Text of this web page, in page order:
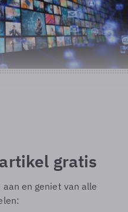
gratis
en geniet van alle